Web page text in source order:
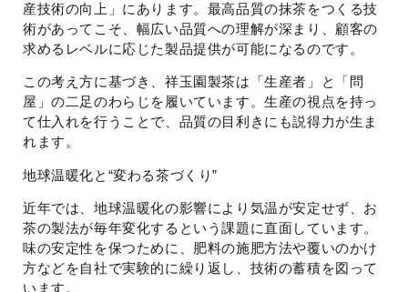
産技術の向上」にあります。最高品質の抹茶をつくる技
術があってこそ、幅広い品質への理解が深まり、顧客の
求めるレベルに応じた製品提供が可能になるのです。
この考え方に基づき、祥玉園製茶は「生産者」と「問
屋」の二足のわらじを履いています。生産の視点を持っ
て仕入れを行うことで、品質の目利きにも説得力が生ま
れます。
地球温暖化と“変わる茶づくり”
近年では、地球温暖化の影響により気温が安定せず、お
茶の製法が毎年変化するという課題に直面しています。
味の安定性を保つために、肥料の施肥方法や覆いのかけ
方などを自社で実験的に繰り返し、技術の蓄積を図って
います。